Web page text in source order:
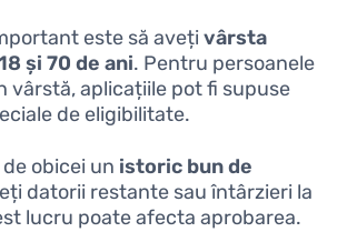
este să aveți vârsta
și 70 de ani. Pentru persoanele
vârstă, aplicațiile pot fi supuse
de eligibilitate.
obicei un istoric bun de
datorii restante sau întârzieri la
lucru poate afecta aprobarea.